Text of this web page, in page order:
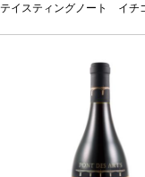
て。
アーティスト：ザオ・ウーキー (Zao Wou-Ki) 1920年中国北京生まれ。 ザオ ウー
に飾られ、オークションで
テイスティングノート イチ
キーは、世界で最も知られ
ートは、東と西をつなぐ完
に飾られ、オークションで出